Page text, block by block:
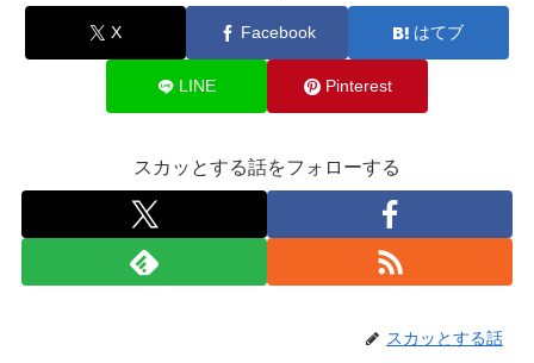
X Facebook はてブ
LINE Pinterest
スカッとする話をフォローする
スカッとする話